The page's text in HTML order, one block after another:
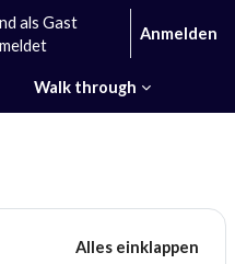
Walk through
als Gast
Anmelden
Alles einklappen